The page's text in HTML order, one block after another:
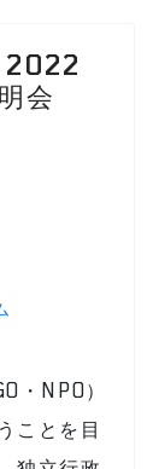
2022
会
・NPO）
ことを目